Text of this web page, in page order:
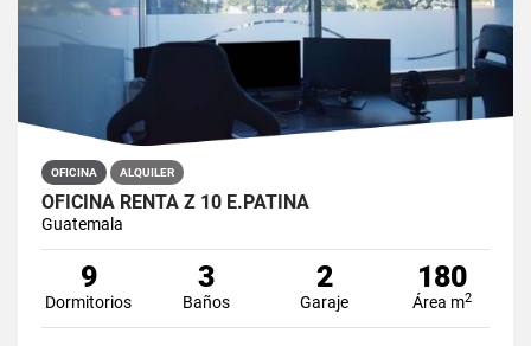
OFICINA ALQUILER
OFICINA RENTA Z 10 E.PATINA
Guatemala
9
Dormitorios
3
Baños
2
Garaje
180
Área m2